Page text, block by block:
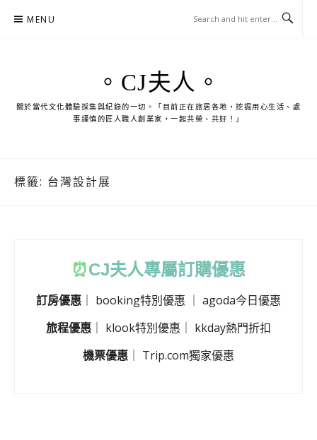
MENU
。CJ夫人。
關於當代文化體驗採集與紀錄的一切。「目前正在旅居各地，挖掘用心生活、處
事謹慎的匠人職人創業家，一起共榮、共好！」
標籤: 台灣設計展
⏰CJ夫人專屬訂購優惠
訂房優惠 booking特別優惠
agoda今日優惠
旅程優惠
klook特別優惠
kkday熱門折扣
機票優惠
Trip.com獨家優惠